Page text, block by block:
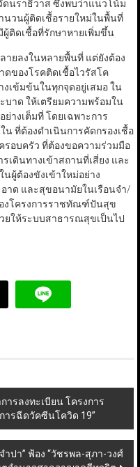
ดนราธิวาส ซึ่งพบว่าแนวโน้ม
นวนผู้ติดเชื้อรายใหม่ในพื้นที่
ติดเชื้อที่รักษาหายเพิ่มขึ้น
ายลงในหลายพื้นที่ แต่ยังต้อง
ของโรคติดเชื้อไวรัสโค
งเข้มข้นในทุกจุดอยู่เสมอ ใน
าด ให้เตรียมความพร้อมใน
างเต็มที่ โดยเฉพาะการ
ที่ต้องดำเนินการคัดกรองเชื้อ
รอบครัว ที่ต้องขอความร่วมมือ
เดินทางเข้าสถานที่เสี่ยง และ
ผู้ต้องขังเข้าใหม่อย่าง
าด และสุขอนามัยในเรือนจำ/
โครงการราชทัณฑ์ปันสุข
ยให้ระบบสาธารณสุขเป็นไป
ารลงทะเบียน โครงการ
ารฉีดวัคซีนโควิด 19”
ปา” ฟ้อง “วัชรพล-สุภา-วงศ์